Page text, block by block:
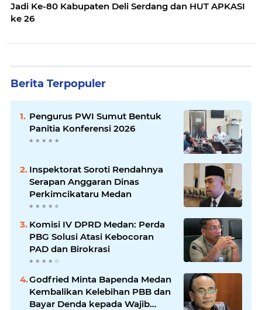
Jadi Ke-80 Kabupaten Deli Serdang dan HUT APKASI
ke 26
Berita Terpopuler
Pengurus PWI Sumut Bentuk
Panitia Konferensi 2026
Inspektorat Soroti Rendahnya
Serapan Anggaran Dinas
Perkimcikataru Medan
Komisi IV DPRD Medan: Perda
PBG Solusi Atasi Kebocoran
PAD dan Birokrasi
Godfried Minta Bapenda Medan
Kembalikan Kelebihan PBB dan
Bayar Denda kepada Wajib